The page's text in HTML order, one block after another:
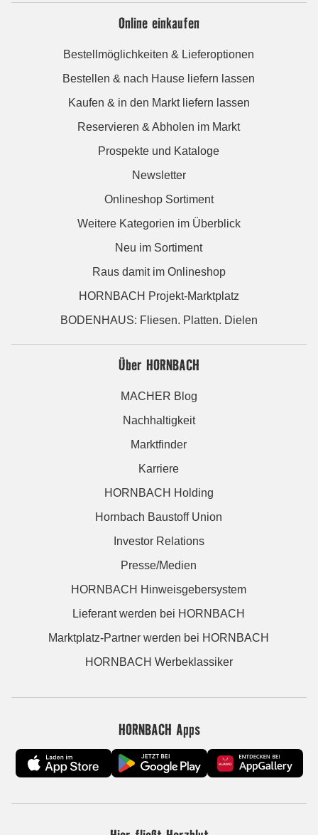
Online einkaufen
Bestellmöglichkeiten & Lieferoptionen
Bestellen & nach Hause liefern lassen
Kaufen & in den Markt liefern lassen
Reservieren & Abholen im Markt
Prospekte und Kataloge
Newsletter
Onlineshop Sortiment
Weitere Kategorien im Überblick
Neu im Sortiment
Raus damit im Onlineshop
HORNBACH Projekt-Marktplatz
BODENHAUS: Fliesen. Platten. Dielen
Über HORNBACH
MACHER Blog
Nachhaltigkeit
Marktfinder
Karriere
HORNBACH Holding
Hornbach Baustoff Union
Investor Relations
Presse/Medien
HORNBACH Hinweisgebersystem
Lieferant werden bei HORNBACH
Marktplatz-Partner werden bei HORNBACH
HORNBACH Werbeklassiker
HORNBACH Apps